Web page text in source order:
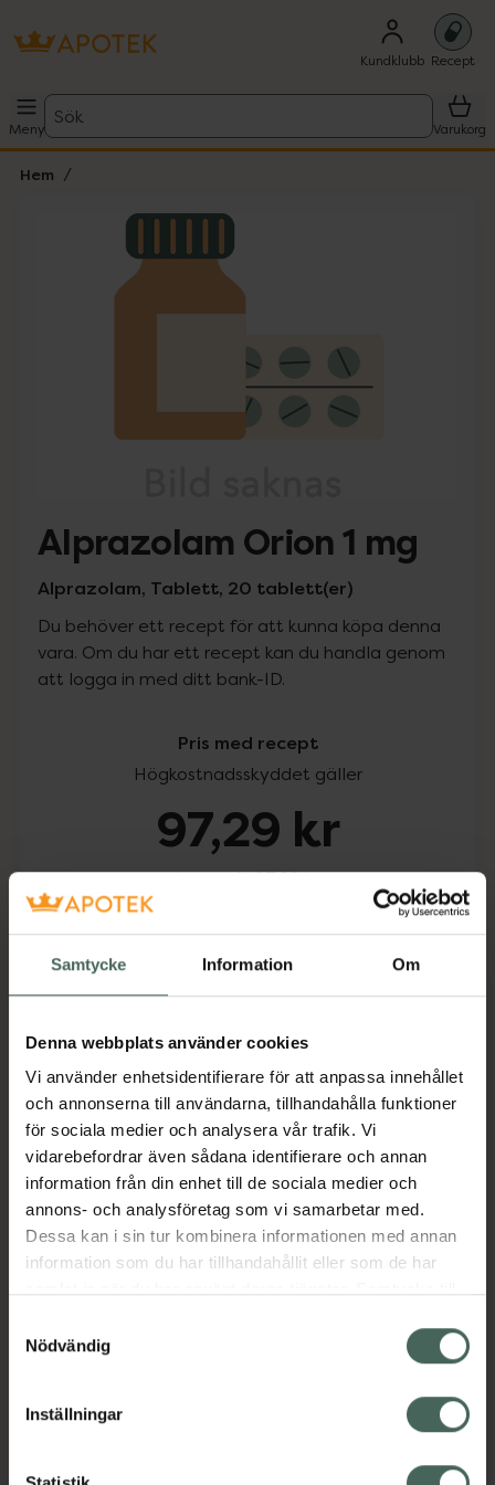
Samtycke Information Om
Denna webbplats använder cookies
Vi använder enhetsidentifierare för att anpassa innehållet
och annonserna till användarna, tillhandahålla funktioner
för sociala medier och analysera vår trafik. Vi
vidarebefordrar även sådana identifierare och annan
information från din enhet till de sociala medier och
annons- och analysföretag som vi samarbetar med.
Dessa kan i sin tur kombinera informationen med annan
information som du har tillhandahållit eller som de har
återkalla ditt samtycke via webbplatsens
cookieinställningar. Ett återkallat samtycke påverkar inte
lagligheten av behandling som skett innan återkallelsen.
Nödvändig
Inställningar
Kundklubb Recept
Meny
Sök
Varukorg
Hem
Lista: . Innehåller 1 objekt.
Alprazolam Orion 1 mg
Alprazolam, Tablett, 20 tablett(er)
Du behöver ett recept för att kunna köpa denna
vara. Om du har ett recept kan du handla genom
att logga in med ditt bank-ID.
Pris med recept
Högkostnadsskyddet gäller
97,29 kr
I apotek:97,29 kr
Köp via ditt recept
Beskrivning Dölj
Läs alltid bipacksedeln innan
användning.
EAN:
06432100034823